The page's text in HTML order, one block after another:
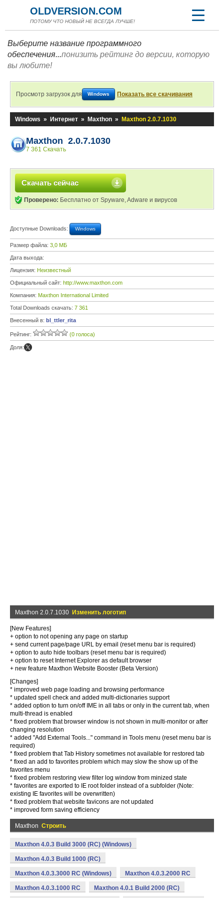
OLDVERSION.COM
ПОТОМУ ЧТО НОВЫЙ НЕ ВСЕГДА ЛУЧШЕ!
Выберите название программного
обеспечения...понизить рейтинг до версии, которую
вы любите!
Просмотр загрузок для Windows Показать все скачивания
Windows » Интернет » Maxthon » Maxthon 2.0.7.1030
Maxthon 2.0.7.1030
7 361 Скачать
Скачать сейчас
Проверено: Бесплатно от Spyware, Adware и вирусов
Доступные Downloads: Windows
Размер файла: 3,0 МБ
Дата выхода:
Лицензия: Неизвестный
Официальный сайт: http://www.maxthon.com
Компания: Maxthon International Limited
Total Downloads скачать: 7 361
Внесенный в: bl_ttler_rita
Рейтинг: (0 голоса)
Доля:
Maxthon 2.0.7.1030 Изменить логотип
[New Features]
+ option to not opening any page on startup
+ send current page/page URL by email (reset menu bar is required)
+ option to auto hide toolbars (reset menu bar is required)
+ option to reset Internet Explorer as default browser
+ new feature Maxthon Website Booster (Beta Version)
[Changes]
* improved web page loading and browsing performance
* updated spell check and added multi-dictionaries support
* added option to turn on/off IME in all tabs or only in the current tab, when
multi-thread is enabled
* fixed problem that browser window is not shown in multi-monitor or after
changing resolution
* added "Add External Tools..." command in Tools menu (reset menu bar is
required)
* fixed problem that Tab History sometimes not available for restored tab
* fixed an add to favorites problem which may slow the show up of the
favorites menu
* fixed problem restoring view filter log window from minized state
* favorites are exported to IE root folder instead of a subfolder (Note:
existing IE favorites will be overwritten)
* fixed problem that website favicons are not updated
* improved form saving efficiency
Maxthon Строить
Maxthon 4.0.3 Build 3000 (RC) (Windows)
Maxthon 4.0.3 Build 1000 (RC)
Maxthon 4.0.3.3000 RC (Windows) Maxthon 4.0.3.2000 RC
Maxthon 4.0.3.1000 RC Maxthon 4.0.1 Build 2000 (RC)